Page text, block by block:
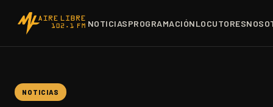
NOTICIASPROGRAMACIÓNLOCUTORES
NOTICIAS